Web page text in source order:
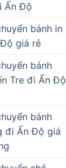
Ấn Độ
bánh in
giá rẻ
bánh
Tre đi Ấn Độ
bánh
đi Ấn Độ giá